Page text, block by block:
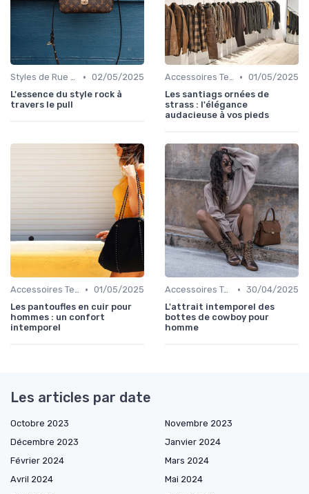
Styles de Rue et Looks du Moment • 02/05/2025
L'essence du style rock à
travers le pull
Accessoires Tendance • 01/05/2025
Les santiags ornées de
strass : l'élégance
audacieuse à vos pieds
Accessoires Tendance • 01/05/2025
Les pantoufles en cuir pour
hommes : un confort
intemporel
Accessoires Tendance • 30/04/2025
L'attrait intemporel des
bottes de cowboy pour
homme
Les articles par date
Octobre 2023
Novembre 2023
Décembre 2023
Janvier 2024
Février 2024
Mars 2024
Avril 2024
Mai 2024